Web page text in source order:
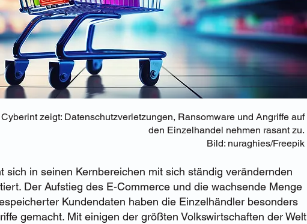
zeigt: Datenschutzverletzungen, Ransomware und Angriffe auf
den Einzelhandel nehmen rasant zu.
Bild: nuraghies/Freepik
sich in seinen Kernbereichen mit sich ständig verändernden
Der Aufstieg des E-Commerce und die wachsende Menge
Kundendaten haben die Einzelhändler besonders
gemacht. Mit einigen der größten Volkswirtschaften der Welt